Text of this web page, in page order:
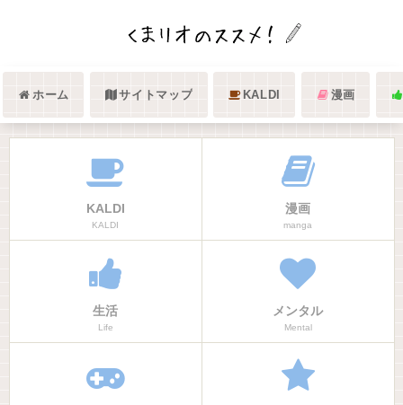
ホーム サイトマップ KALDI 漫画
KALDI
KALDI
漫画
manga
生活
Life
メンタル
Mental